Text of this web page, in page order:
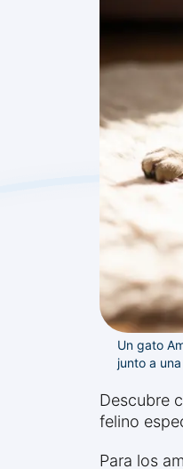
Un gato
junto a
Descubre
felino
Para los